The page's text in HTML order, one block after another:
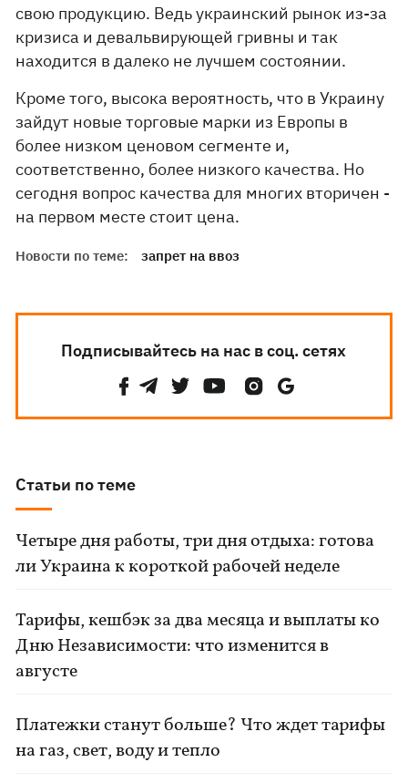
свою продукцию. Ведь украинский рынок из-за
кризиса и девальвирующей гривны и так
находится в далеко не лучшем состоянии.
Кроме того, высока вероятность, что в Украину
зайдут новые торговые марки из Европы в
более низком ценовом сегменте и,
соответственно, более низкого качества. Но
сегодня вопрос качества для многих вторичен -
на первом месте стоит цена.
Новости по теме: запрет на ввоз
Подписывайтесь на нас в соц. сетях
Статьи по теме
Четыре дня работы, три дня отдыха: готова
ли Украина к короткой рабочей неделе
Тарифы, кешбэк за два месяца и выплаты ко
Дню Независимости: что изменится в
августе
Платежки станут больше? Что ждет тарифы
на газ, свет, воду и тепло